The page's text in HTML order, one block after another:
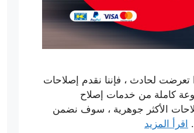
تعرضت لحادث ، فإننا نقدم إصلاحات
كاملة من خدمات إصلاح
الأكثر جوهرية ، سوف نضمن
اقرأ المزيد